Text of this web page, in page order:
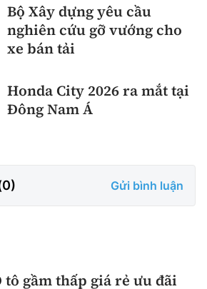
Bộ Xây dựng yêu cầu
nghiên cứu gỡ vướng cho
xe bán tải
Honda City 2026 ra mắt tại
Đông Nam Á
0) Gửi bình luận
tô gầm thấp giá rẻ ưu đãi